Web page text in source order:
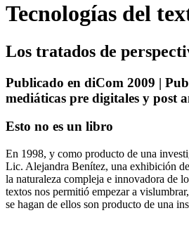
Tecnologías del
Los tratados de
Publicado en diCom 2009 |
mediáticas pre digitales y post
Esto no es un libro
En 1998, y como producto de una
Lic. Alejandra Benítez, una exhibición
la naturaleza compleja e innovadora de
textos nos permitió empezar a
se hagan de ellos son producto de una